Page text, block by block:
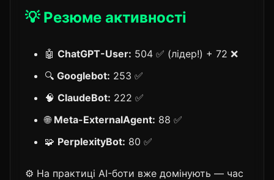
💡 Резюме активності
🤖 ChatGPT-User: 504 ✅ (лідер!) + 72 ❌
🔍 Googlebot: 253 ✅
🧠 ClaudeBot: 222 ✅
🌐 Meta-ExternalAgent: 88 ✅
🧩 PerplexityBot: 80 ✅
⚙️ На практиці AI-боти вже домінують — час